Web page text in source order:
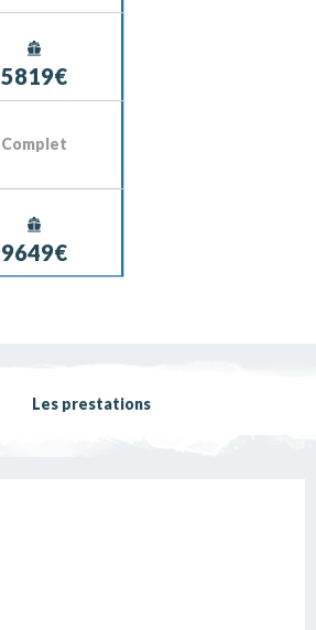
5819€
Complet
9649€
Les prestations